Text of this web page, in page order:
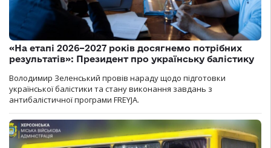
«На етапі 2026–2027 років досягнемо потрібних
результатів»: Президент про українську балістику
Володимир Зеленський провів нараду щодо підготовки
української балістики та стану виконання завдань з
антибалістичної програми FREYJA.